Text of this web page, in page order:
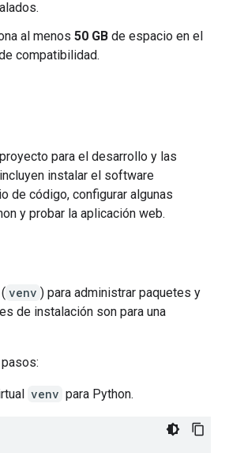
al menos 50 GB de espacio en el
compatibilidad.
para el desarrollo y las
instalar el software
de código, configurar algunas
y probar la aplicación web.
venv ) para administrar paquetes y
de instalación son para una
venv para Python.